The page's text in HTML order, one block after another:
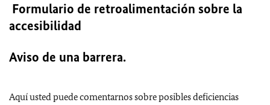
Formulario de retroalimentación sobre la
accesibilidad
Aviso de una barrera.
Aquí usted puede comentarnos sobre posibles deficiencias